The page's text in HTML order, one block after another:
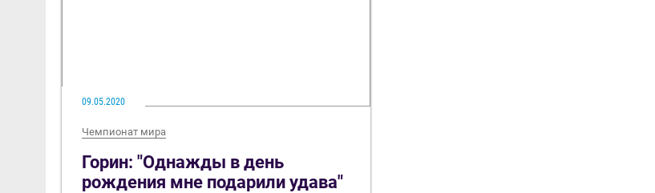
09.05.2020
Чемпионат мира
Горин: "Однажды в день
рождения мне подарили удава"